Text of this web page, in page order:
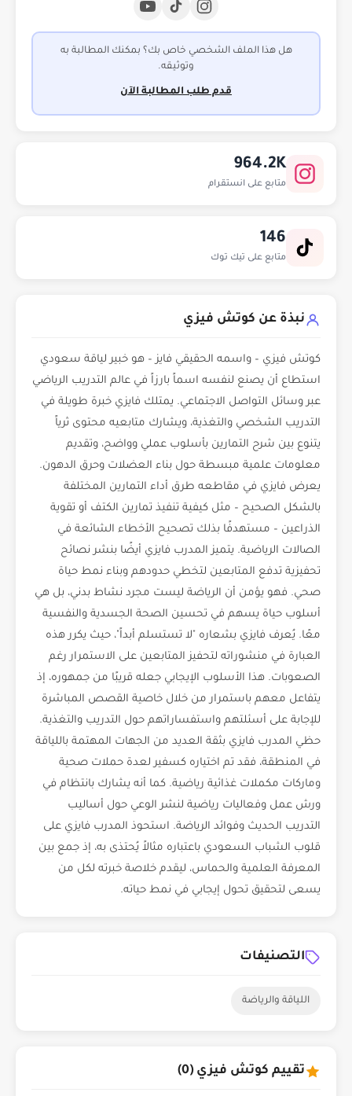
هل هذا الملف الشخصي خاص بك؟ بمكنك المطالبة به
وتوثيقه.
قدم طلب المطالبة الآن
964.2K
متابع على انستقرام
146
متابع على تيك توك
نبذة عن كوتش فيزي
كوتش فيزي – واسمه الحقيقي فايز – هو خبير لياقة سعودي
استطاع أن يصنع لنفسه اسماً بارزاً في عالم التدريب الرياضي
عبر وسائل التواصل الاجتماعي. يمتلك فايزي خبرة طويلة في
التدريب الشخصي والتغذية، ويشارك متابعيه محتوى ثرياً
يتنوع بين شرح التمارين بأسلوب عملي وواضح، وتقديم
معلومات علمية مبسطة حول بناء العضلات وحرق الدهون.
يعرض فايزي في مقاطعه طرق أداء التمارين المختلفة
بالشكل الصحيح – مثل كيفية تنفيذ تمارين الكتف أو تقوية
الذراعين – مستهدفًا بذلك تصحيح الأخطاء الشائعة في
الصالات الرياضية. يتميز المدرب فايزي أيضًا بنشر نصائح
تحفيزية تدفع المتابعين لتخطي حدودهم وبناء نمط حياة
صحي. فهو يؤمن أن الرياضة ليست مجرد نشاط بدني، بل هي
أسلوب حياة يسهم في تحسين الصحة الجسدية والنفسية
معًا. يُعرف فايزي بشعاره "لا تستسلم أبداً"، حيث يكرر هذه
العبارة في منشوراته لتحفيز المتابعين على الاستمرار رغم
الصعوبات. هذا الأسلوب الإيجابي جعله قريبًا من جمهوره، إذ
يتفاعل معهم باستمرار من خلال خاصية القصص المباشرة
للإجابة على أسئلتهم واستفساراتهم حول التدريب والتغذية.
حظي المدرب فايزي بثقة العديد من الجهات المهتمة باللياقة
في المنطقة، فقد تم اختياره كسفير لعدة حملات صحية
وماركات مكملات غذائية رياضية. كما أنه يشارك بانتظام في
ورش عمل وفعاليات رياضية لنشر الوعي حول أساليب
التدريب الحديث وفوائد الرياضة. استحوذ المدرب فايزي على
قلوب الشباب السعودي باعتباره مثالاً يُحتذى به، إذ جمع بين
المعرفة العلمية والحماس، ليقدم خلاصة خبرته لكل من
يسعى لتحقيق تحول إيجابي في نمط حياته.
التصنيفات
اللياقة والرياضة
تقييم كوتش فيزي (0)